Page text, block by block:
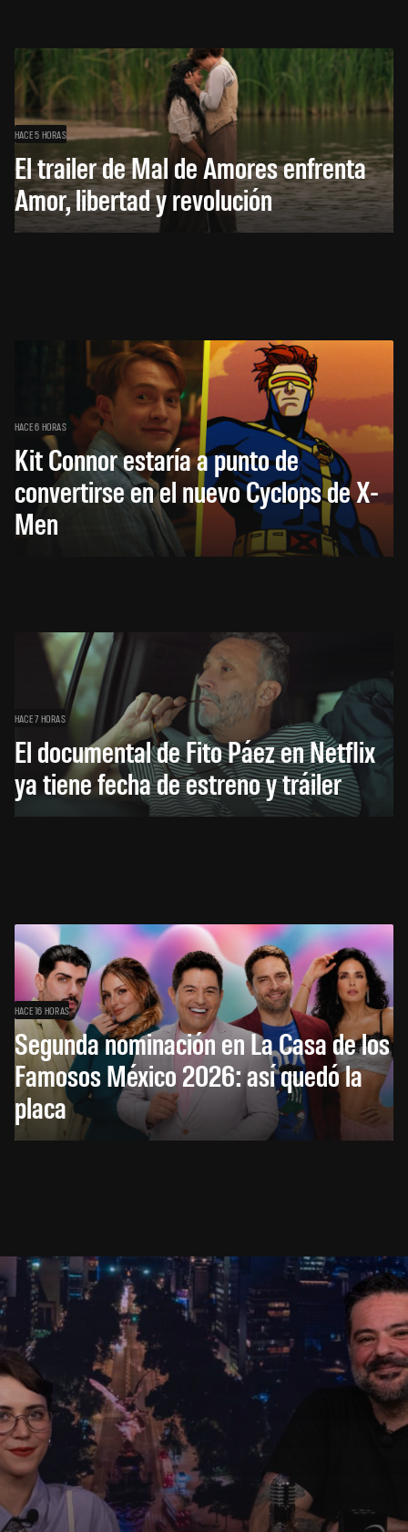
HACE 5 HORAS
El trailer de Mal de Amores enfrenta
Amor, libertad y revolución
HACE 6 HORAS
Kit Connor estaría a punto de
convertirse en el nuevo Cyclops de X-
Men
HACE 7 HORAS
El documental de Fito Páez en Netflix
ya tiene fecha de estreno y tráiler
HACE 16 HORAS
Segunda nominación en La Casa de los
Famosos México 2026: así quedó la
placa